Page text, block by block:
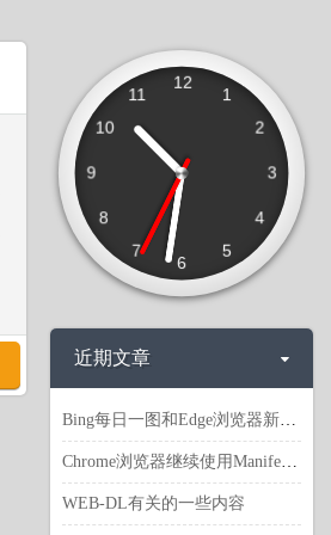
1
2
3
4
5
6
7
8
9
10
11
12
近期文章
Bing每日一图和Edge浏览器新建标签页背景图地址等
Chrome浏览器继续使用Manifest V2 扩展
WEB-DL有关的一些内容